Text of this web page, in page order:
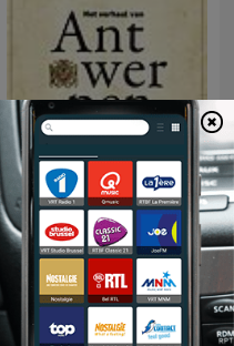
Het Verhaal van
Antwerpen